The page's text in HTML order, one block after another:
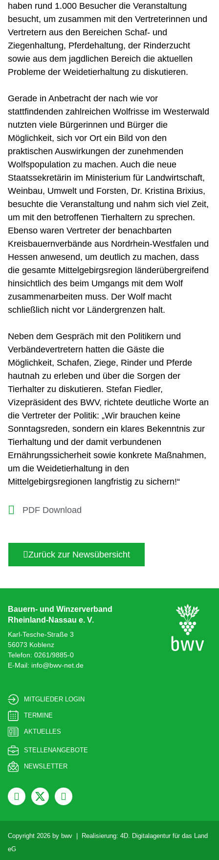
haben rund 1.000 Besucher die Veranstaltung
besucht, um zusammen mit den Vertreterinnen und
Vertretern aus den Bereichen Schaf- und
Ziegenhaltung, Pferdehaltung, der Rinderzucht
sowie aus dem jagdlichen Bereich die aktuellen
Probleme der Weidetierhaltung zu diskutieren.
Gerade in Anbetracht der nach wie vor
stattfindenden zahlreichen Wolfrisse im Westerwald
nutzten viele Bürgerinnen und Bürger die
Möglichkeit, sich vor Ort ein Bild von den
praktischen Auswirkungen der zunehmenden
Wolfspopulation zu machen. Auch die neue
Staatssekretärin im Ministerium für Landwirtschaft,
Weinbau, Umwelt und Forsten, Dr. Kristina Brixius,
besuchte die Veranstaltung und nahm sich viel Zeit,
um mit den betroffenen Tierhaltern zu sprechen.
Ebenso waren Vertreter der benachbarten
Kreisbauernverbände aus Nordrhein-Westfalen und
Hessen anwesend, um deutlich zu machen, dass
die gesamte Mittelgebirgsregion länderübergreifend
hinsichtlich des beim Umgangs mit dem Wolf
zusammenarbeiten muss. Der Wolf macht
schließlich nicht vor Ländergrenzen halt.
Neben dem Gespräch mit den Politikern und
Verbändevertretern hatten die Gäste die
Möglichkeit, Schafen, Ziege, Rinder und Pferde
hautnah zu erleben und über die Sorgen der
Tierhalter zu diskutieren. Stefan Fiedler,
Vizepräsident des BWV, richtete deutliche Worte an
die Vertreter der Politik: „Wir brauchen keine
Sonntagsreden, sondern ein klares Bekenntnis zur
Tierhaltung und der damit verbundenen
Ernährungssicherheit sowie konkrete Maßnahmen,
um die Weidetierhaltung in den
Mittelgebirgsregionen langfristig zu sichern!“
PDF Download
Zurück zur Newsübersicht
Bauern- und Winzerverband
Rheinland-Nassau e. V.
Karl-Tesche-Straße 3
56073 Koblenz
Telefon: 0261/9885-0
E-Mail: info@bwv-net.de
MITGLIEDER LOGIN
TERMINE
AKTUELLES
STELLENANGEBOTE
NEWSLETTER
Copyright 2026 by bwv | Realisierung: 4D. Digitalagentur für das Land
eG